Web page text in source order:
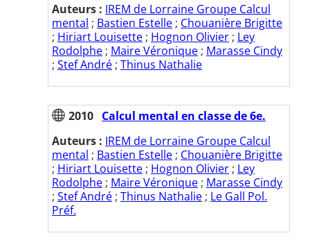
Auteurs : IREM de Lorraine Groupe Calcul
mental ; Bastien Estelle ; Chouanière Brigitte
; Hiriart Louisette ; Hognon Olivier ; Ley
Rodolphe ; Maire Véronique ; Marasse Cindy
; Stef André ; Thinus Nathalie
2010 Calcul mental en classe de 6e.
Auteurs : IREM de Lorraine Groupe Calcul
mental ; Bastien Estelle ; Chouanière Brigitte
; Hiriart Louisette ; Hognon Olivier ; Ley
Rodolphe ; Maire Véronique ; Marasse Cindy
; Stef André ; Thinus Nathalie ; Le Gall Pol.
Préf.